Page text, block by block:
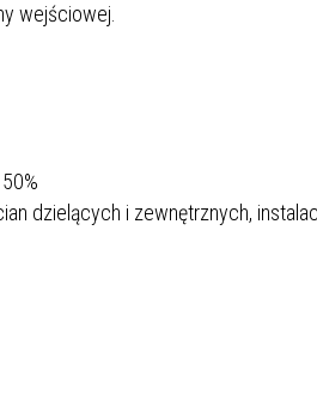
wejściowej.
dzielących i zewnętrznych,